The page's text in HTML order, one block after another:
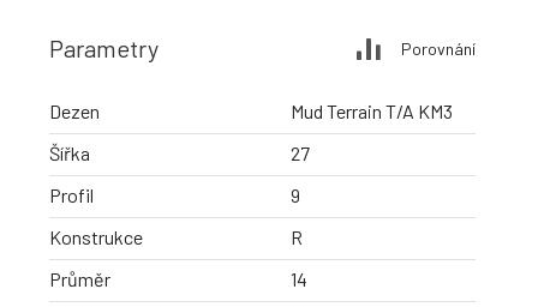
Parametry Porovnání
Dezen
Mud Terrain T/A KM3
Šířka
27
Profil
9
Konstrukce
R
Průměr
14